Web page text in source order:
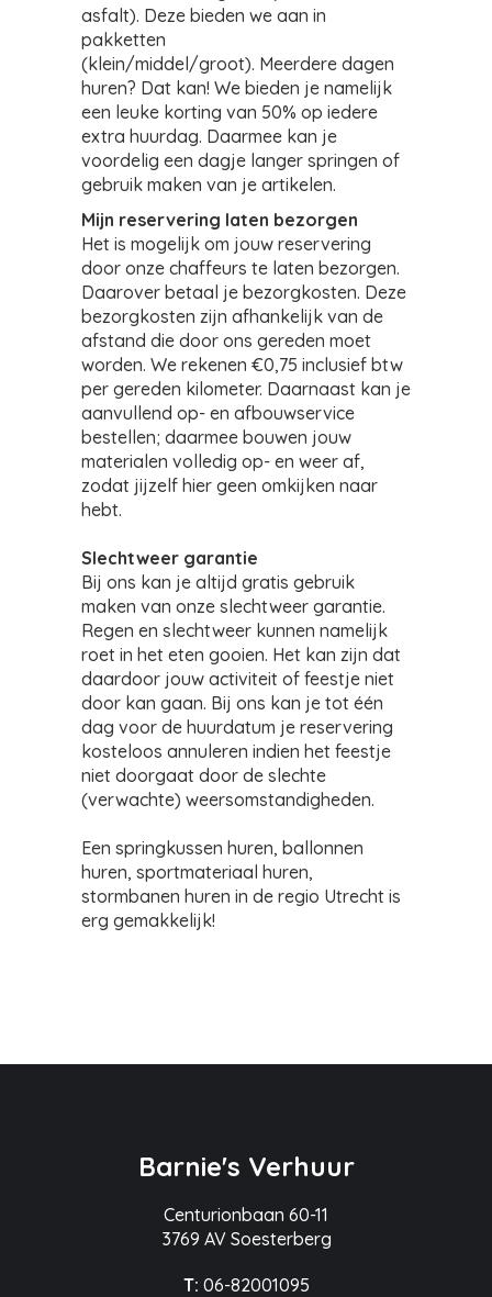
asfalt). Deze bieden we aan in
pakketten
(klein/middel/groot). Meerdere dagen
huren? Dat kan! We bieden je namelijk
een leuke korting van 50% op iedere
extra huurdag. Daarmee kan je
voordelig een dagje langer springen of
gebruik maken van je artikelen.
Mijn reservering laten bezorgen
Het is mogelijk om jouw reservering
door onze chaffeurs te laten bezorgen.
Daarover betaal je bezorgkosten. Deze
bezorgkosten zijn afhankelijk van de
afstand die door ons gereden moet
worden. We rekenen €0,75 inclusief btw
per gereden kilometer. Daarnaast kan je
aanvullend op- en afbouwservice
bestellen; daarmee bouwen jouw
materialen volledig op- en weer af,
zodat jijzelf hier geen omkijken naar
hebt.
Slechtweer garantie
Bij ons kan je altijd gratis gebruik
maken van onze slechtweer garantie.
Regen en slechtweer kunnen namelijk
roet in het eten gooien. Het kan zijn dat
daardoor jouw activiteit of feestje niet
door kan gaan. Bij ons kan je tot één
dag voor de huurdatum je reservering
kosteloos annuleren indien het feestje
niet doorgaat door de slechte
(verwachte) weersomstandigheden.
Een springkussen huren, ballonnen
huren, sportmateriaal huren,
stormbanen huren in de regio Utrecht is
erg gemakkelijk!
Barnie's Verhuur
Centurionbaan 60-11
3769 AV Soesterberg
T: 06-82001095